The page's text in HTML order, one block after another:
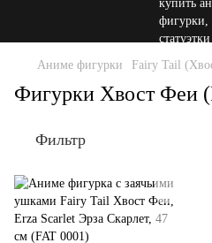
Аниме фигурки Fairy Tail
Фигурки Хвост Феи
Фильтр